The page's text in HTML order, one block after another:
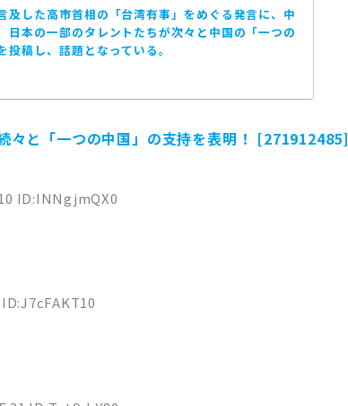
及した高市首相の「台湾有事」をめぐる発言に、中
日本の一部のタレントたちが次々と中国の「一つの
稿し、話題となっている。
々と「一つの中国」の支持を表明！ [271912485]
ID:INNgjmQX0